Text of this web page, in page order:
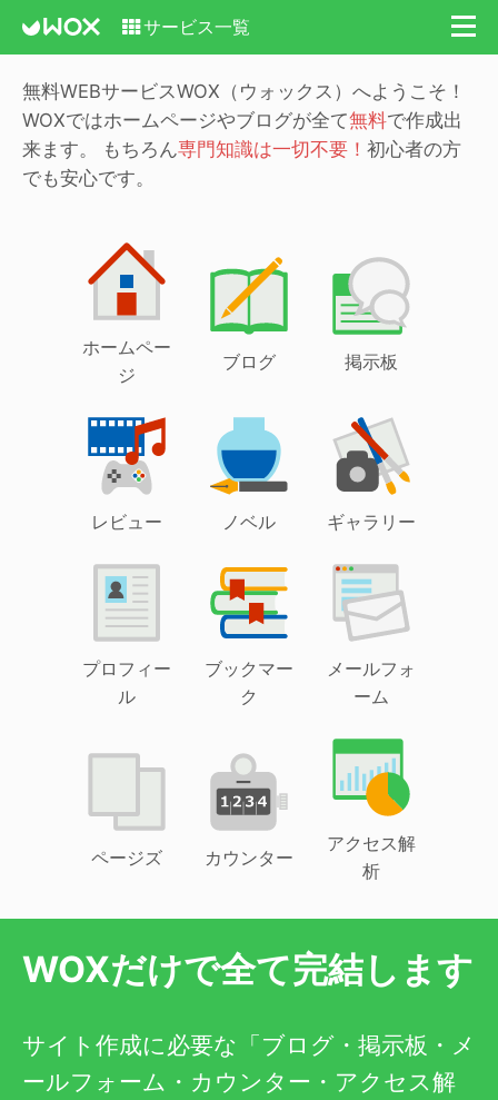
サービス一覧
無料WEBサービスWOX（ウォックス）へようこそ！
WOXではホームページやブログが全て無料で作成出
来ます。
もちろん専門知識は一切不要！ 初心者の方
でも安心です。
ホームペー
ジ
ブログ 掲示板
レビュー ノベル ギャラリー
プロフィー
ル
ブックマー
ク
メールフォ
ーム
ページズ カウンター
アクセス解
析
WOXだけで全て完結します
サイト作成に必要な「ブログ・掲示板・メ
ールフォーム・カウンター・アクセス解